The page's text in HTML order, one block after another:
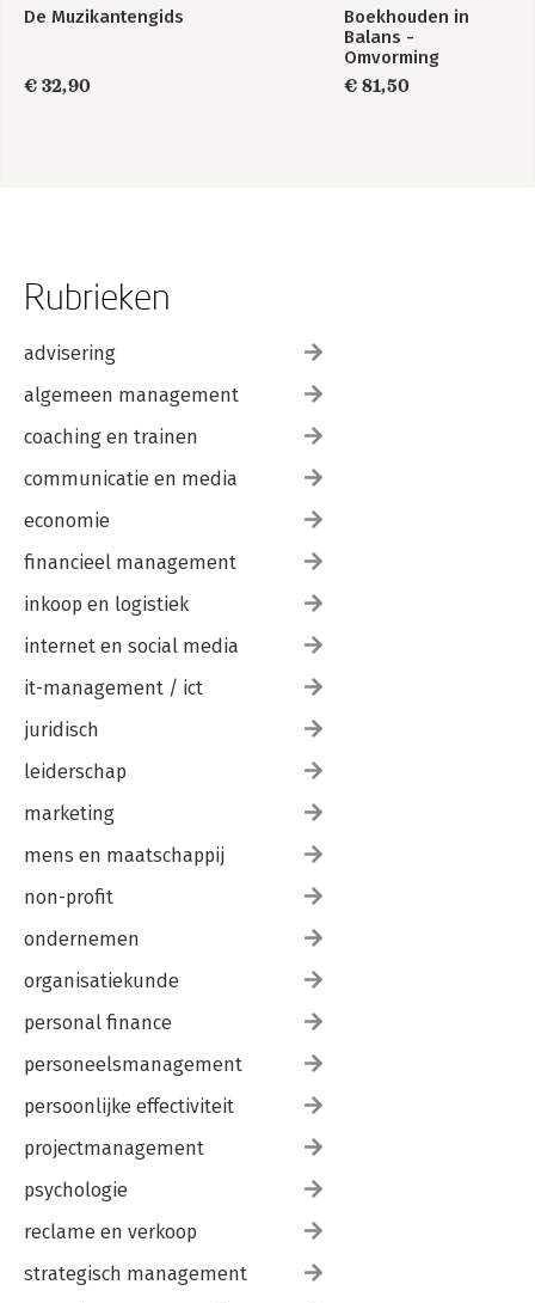
De Muzikantengids
€ 32,90
Boekhouden in
Balans -
Omvorming
€ 81,50
Rubrieken
advisering
algemeen management
coaching en trainen
communicatie en media
economie
financieel management
inkoop en logistiek
internet en social media
it-management / ict
juridisch
leiderschap
marketing
mens en maatschappij
non-profit
ondernemen
organisatiekunde
personal finance
personeelsmanagement
persoonlijke effectiviteit
projectmanagement
psychologie
reclame en verkoop
strategisch management